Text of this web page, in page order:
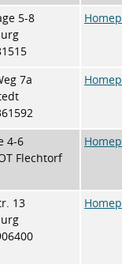
5-8
7a
4-6
Flechtorf
13